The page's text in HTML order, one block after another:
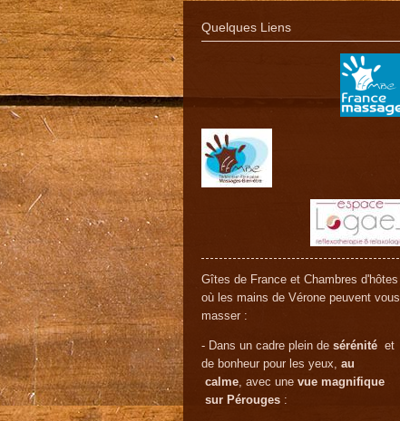
Quelques Liens
Gîtes de France et Chambres d'hôtes
où les mains de Vérone peuvent vous
masser :
- Dans un cadre plein de sérénité et
de bonheur pour les yeux, au
calme , avec une vue magnifique
sur Pérouges :